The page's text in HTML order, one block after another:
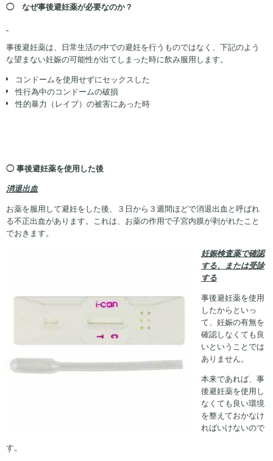
◯ なぜ事後避妊薬が必要なのか？
事後避妊薬は、日常生活の中での避妊を行うものではなく、下記のよう
な望まない妊娠の可能性が出てしまった時に飲み服用します。
コンドームを使用せずにセックスした
性行為中のコンドームの破損
性的暴力（レイプ）の被害にあった時
◯ 事後避妊薬を使用した後
消退出血
お薬を服用して避妊をした後、３日から３週間ほどで消退出血と呼ばれ
る不正出血があります。これは、お薬の作用で子宮内膜が剥がれたこと
でおきます。
妊娠検査薬で確認
する、または受診
する
事後避妊薬を使用
したからといっ
て、妊娠の有無を
確認しなくても良
いということでは
ありません。
本来であれば、事
後避妊薬を使用し
なくても良い環境
を整えておかなけ
ればいけないので
す。